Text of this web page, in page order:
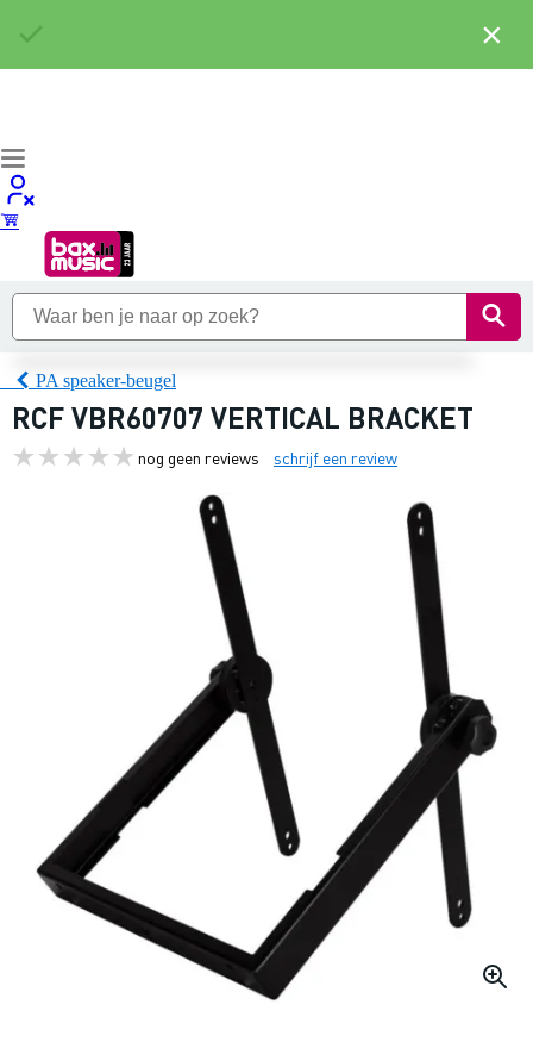
PA speaker-beugel
RCF VBR60707 VERTICAL BRACKET
nog geen reviews schrijf een review
×